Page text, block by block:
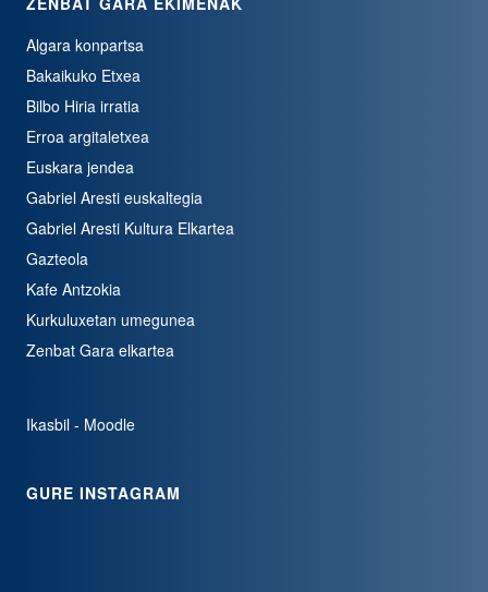
Algara konpartsa
Bakaikuko Etxea
Bilbo Hiria irratia
Erroa argitaletxea
Euskara jendea
Gabriel Aresti euskaltegia
Gabriel Aresti Kultura Elkartea
Gazteola
Kafe Antzokia
Kurkuluxetan umegunea
Zenbat Gara elkartea
Ikasbil - Moodle
GURE INSTAGRAM